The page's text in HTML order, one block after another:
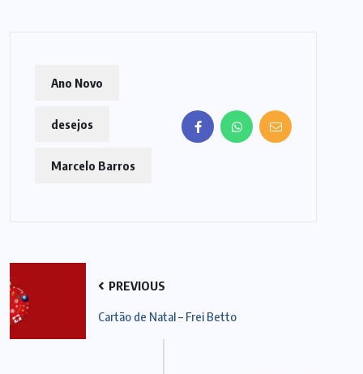
Ano Novo
desejos
Marcelo Barros
PREVIOUS
Cartão de Natal – Frei Betto